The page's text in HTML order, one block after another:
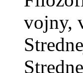
vojny,